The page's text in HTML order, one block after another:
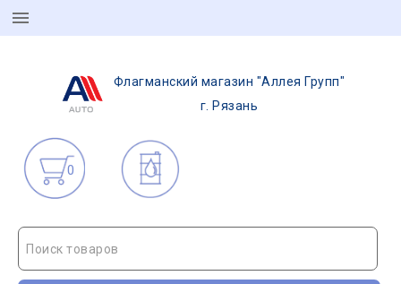
Флагманский магазин "Аллея Групп"
г. Рязань
0
Поиск товаров